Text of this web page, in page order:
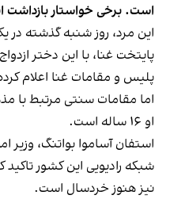
است. برخی خواستار بازداشت
این مرد، روز شنبه گذشته در
پایتخت غنا، با این دختر
اما مقامات سنتی مرتبط
او ۱۶ ساله است.
استفان آساموا بواتنگ، وزیر
نیز هنوز خردسال است.